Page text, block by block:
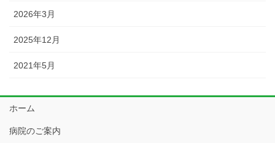
2026年3月
2025年12月
2021年5月
ホーム
病院のご案内